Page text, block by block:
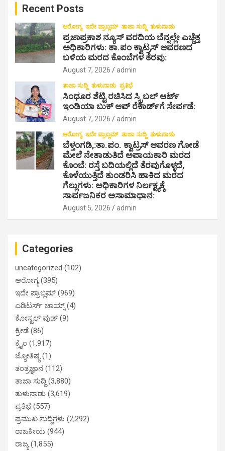
Recent Posts
ಆರೋಗ್ಯ ಇದೇ ಪ್ರಾಬ್ಲಮ್ ತಾಜಾ ಸುದ್ದಿ ತುಳುನಾಡು
ಪ್ರಜಾಪ್ರಕಾಶ ನ್ಯೂಸ್ ವರದಿಯ ಬೆನ್ನಲ್ಲೇ ಎಚ್ಚೆತ್ತ
ಅಧಿಕಾರಿಗಳು: ತಾ.ಪಂ ಕ್ವಾಟ್ರಸ್ ಆವರಣದ
ಬಳಿಯ ಮರದ ಕೊಂಬೆಗಳ ತೆರವು:
August 7, 2026 admin
ತಾಜಾ ಸುದ್ದಿ ತುಳುನಾಡು ಪ್ರತಿಭೆ
ಸಿಂಧೂರ ಶೆಟ್ಟಿ ರಚಿಸಿದ ಸ್ಕ್ರಿಬಲ್ ಆರ್ಟ್
ಇಂಡಿಯಾ ಬುಕ್ ಆಪ್ ರೆಕಾರ್ಡ್‌ಗೆ ಸೇರ್ಪಡೆ:
August 7, 2026 admin
ಆರೋಗ್ಯ ಇದೇ ಪ್ರಾಬ್ಲಮ್ ತಾಜಾ ಸುದ್ದಿ ತುಳುನಾಡು
ಬೆಳ್ತಂಗಡಿ,:ತಾ.ಪಂ‌. ಕ್ವಾಟ್ರಸ್ ಆವರಣ ಗೋಡೆ
ಮೇಲೆ ನೇತಾಡುತಿದೆ ಅಪಾಯಕಾರಿ ಮರದ
ಕೊಂಬೆ: ರಸ್ತೆ ಬದಿಯಲ್ಲಿದೆ ತೆರವುಗೊಳ್ಳದೆ,
ಕೊಳೆಯುತ್ತಿದೆ ತುಂಡರಿಸಿ ಹಾಕಿದ ಮರದ
ಗೆಲ್ಲುಗಳು: ಅಧಿಕಾರಿಗಳ ನಿರ್ಲಕ್ಷ್ಯಕ್ಕೆ
ಸಾರ್ವಜನಿಕರ ಅಸಾಮಾಧಾನ:
August 5, 2026 admin
Categories
uncategorized (102)
ಆರೋಗ್ಯ(395)
ಇದೇ ಪ್ರಾಬ್ಲಮ್ (969)
ಎಡಿಟರ್ಸ್ ಚಾಯ್ಸ್(4)
ಕೋಸ್ಟಲ್ ವುಡ್ (9)
ಕ್ರೀಡೆ (86)
ಕ್ರೈಂ (1,917)
ಜ್ಯೋತಿಷ್ಯ(1)
ತಂತ್ರಜ್ಞಾನ (112)
ತಾಜಾ ಸುದ್ದಿ (3,880)
ತುಳುನಾಡು (3,619)
ಪ್ರತಿಭೆ (557)
ಪ್ರಮುಖ ಸುದ್ದಿಗಳು (2,292)
ರಾಜಕೀಯ (944)
ರಾಜ್ಯ(1,855)